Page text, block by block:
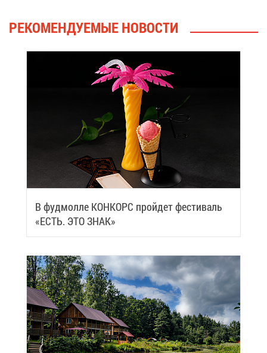
РЕ­КО­МЕН­ДУ­Е­МЫЕ НО­ВО­СТИ
В фуд­мол­ле КОН­КОРС прой­дет фе­сти­валь
«ЕСТЬ. ЭТО ЗНАК»